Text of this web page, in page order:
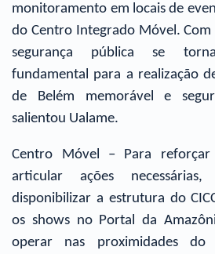
monitoramento em locais de
do Centro Integrado Móvel. Com
segurança pública se
fundamental para a realização
de Belém memorável e
salientou Ualame.
Centro Móvel – Para
articular ações
disponibilizar a estrutura do
os shows no Portal da
operar nas proximidades